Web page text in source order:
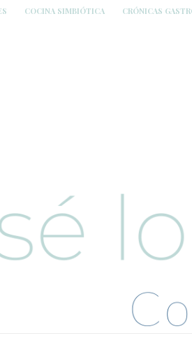
COCINA SIMBIÓTICA CRÓNICAS